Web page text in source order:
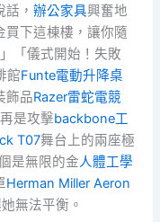
話，辦公家具興奮地
買下這棟樓，讓你隨
」「儀式開始！失敗
館Funte電動升降桌
飾品Razer雷蛇電競
是攻擊backbone工
T07舞台上的兩座極
是無限的金人體工學
Herman Miller Aeron
無法平衡。